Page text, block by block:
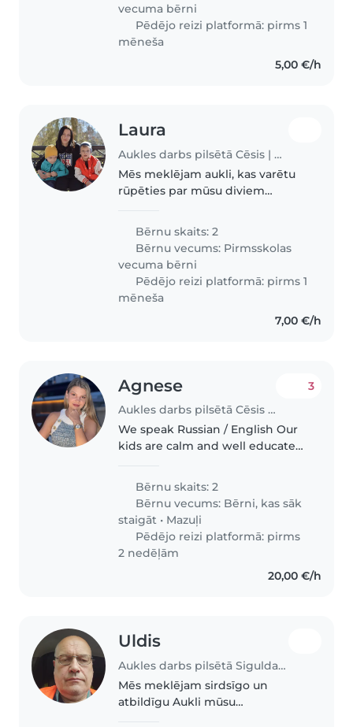
vecuma bērni
Pēdējo reizi platformā: pirms 1
mēneša
5,00 €/h
Laura
Aukles darbs pilsētā Cēsis | Babysits
Mēs meklējam aukli, kas varētu
rūpēties par mūsu diviem
un smieklīgi. Mēs vēlamies, ka
aukle būtu gatava ēst gatavot...
Bērnu skaits: 2
Bērnu vecums: Pirmsskolas
vecuma bērni
Pēdējo reizi platformā: pirms 1
mēneša
7,00 €/h
Agnese
Aukles darbs pilsētā Cēsis | Babysits
3
We speak Russian / English Our
kids are calm and well educated.
Bērnu skaits: 2
Bērnu vecums: Bērni, kas sāk
staigāt • Mazuļi
Pēdējo reizi platformā: pirms
2 nedēļām
20,00 €/h
Uldis
Aukles darbs pilsētā Sigulda | Babysits
Mēs meklējam sirdsīgo un
atbildīgu Aukli mūsu